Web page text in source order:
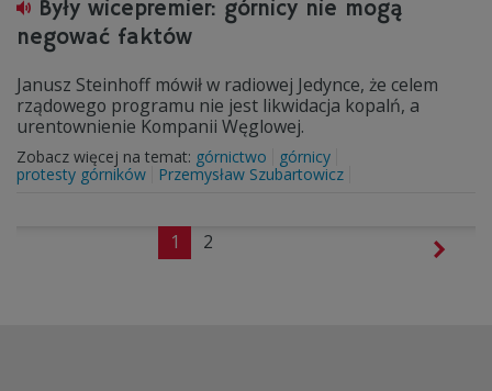
Były wicepremier: górnicy nie mogą
negować faktów
Janusz Steinhoff mówił w radiowej Jedynce, że celem
rządowego programu nie jest likwidacja kopalń, a
urentownienie Kompanii Węglowej.
Zobacz więcej na temat: górnictwo
górnicy
protesty górników
Przemysław Szubartowicz
1 2